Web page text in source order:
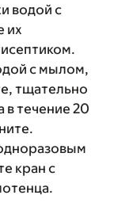
водой с
их
с мылом,
тщательно
в течение 20
кран с